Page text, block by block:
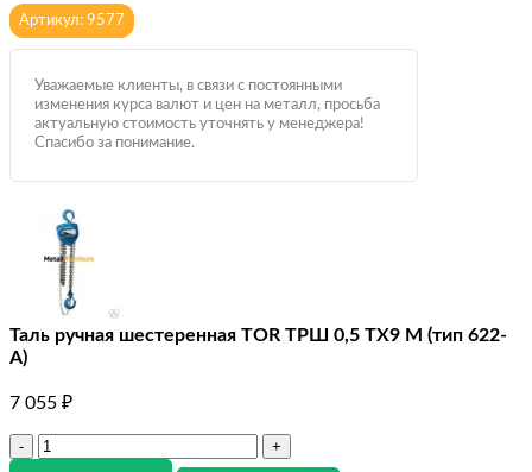
Артикул: 9577
Уважаемые клиенты, в связи с постоянными
изменения курса валют и цен на металл, просьба
актуальную стоимость уточнять у менеджера!
Спасибо за понимание.
Таль ручная шестеренная TOR ТРШ 0,5 ТХ9 М (тип 622-
A)
7 055 ₽
Количество